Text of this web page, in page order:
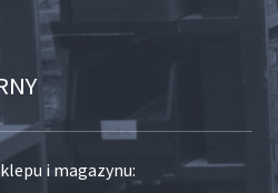
i magazynu: